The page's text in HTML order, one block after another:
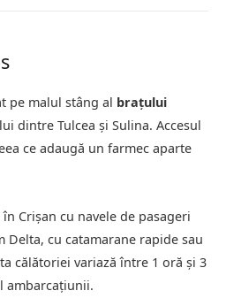
pe malul stâng al brațului
dintre Tulcea și Sulina. Accesul
ce adaugă un farmec aparte
Crișan cu navele de pasageri
Delta, cu catamarane rapide sau
călătoriei variază între 1 oră și 3
ambarcațiunii.